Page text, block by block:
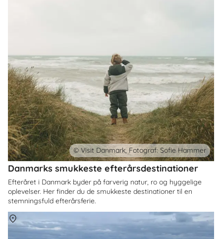
Danmarks smukkeste efterårsdestinationer
Efteråret i Danmark byder på farverig natur, ro og hyggelige
oplevelser. Her finder du de smukkeste destinationer til en
stemningsfuld efterårsferie.
© Visit Danmark, Fotograf: Sofie Hammer